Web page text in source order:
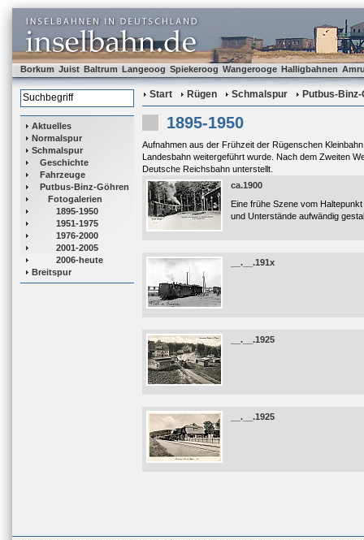
Borkum Juist Baltrum Langeoog Spiekeroog Wangerooge Halligbahnen
Aktuelles
Normalspur
Schmalspur
Geschichte
Fahrzeuge
Putbus-Binz-Göhren
Fotogalerien
1895-1950
1951-1975
1976-2000
2001-2005
2006-heute
Breitspur
Start Rügen Schmalspur Putbus-
1895-1950
Aufnahmen aus der Frühzeit der Rügenschen
Landesbahn weitergeführt wurde. Nach dem Zweiten
Deutsche Reichsbahn unterstellt.
ca.1900
Eine frühe Szene vom
und Unterstände aufwändig
__.__.191x
__.__.1925
__.__.1925